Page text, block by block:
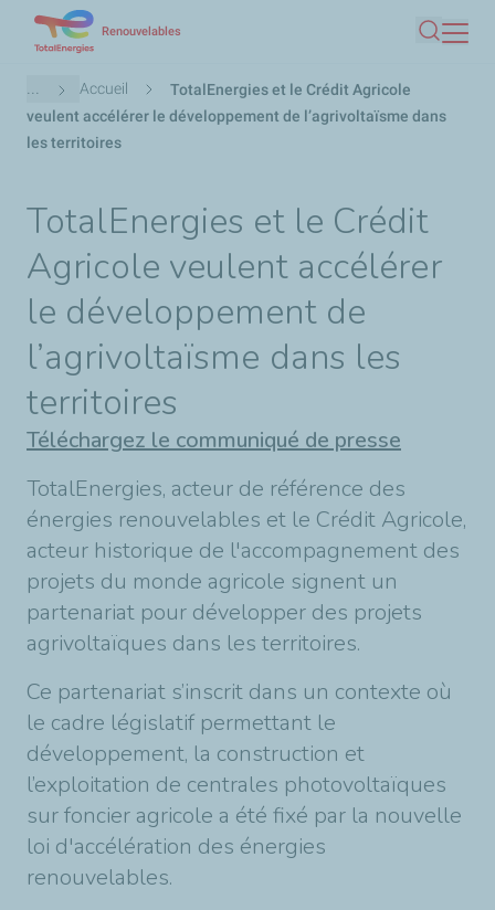
contenu
principal
Renouvelables
Fil
d'Ariane
... Accueil
TotalEnergies et le Crédit Agricole
veulent accélérer le développement de l’agrivoltaïsme dans
les territoires
TotalEnergies et le Crédit
Agricole veulent accélérer
le développement de
l’agrivoltaïsme dans les
territoires
Téléchargez le communiqué de presse
TotalEnergies, acteur de référence des
énergies renouvelables et le Crédit Agricole,
acteur historique de l'accompagnement des
projets du monde agricole signent un
partenariat pour développer des projets
agrivoltaïques dans les territoires.
Ce partenariat s’inscrit dans un contexte où
le cadre législatif permettant le
développement, la construction et
l’exploitation de centrales photovoltaïques
sur foncier agricole a été fixé par la nouvelle
loi d'accélération des énergies
renouvelables.